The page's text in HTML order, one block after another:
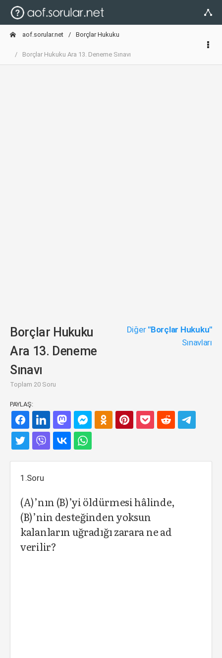
aof.sorular.net Borçlar Hukuku
Borçlar Hukuku Ara 13. Deneme Sınavı
Borçlar Hukuku
Ara 13. Deneme
Sınavı
Toplam 20 Soru
Diğer "Borçlar Hukuku"
Sınavları
PAYLAŞ:
1.Soru
(A)’nın (B)’yi öldürmesi hâlinde,
(B)’nin desteğinden yoksun
kalanların uğradığı zarara ne ad
verilir?